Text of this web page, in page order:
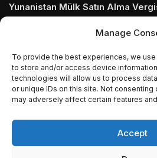
Manage
To provide the best experiences, we
to store and/or access device
technologies will allow us to process
or unique IDs on this site. Not
may adversely affect certain features
Accept
Yunanistan Mülk Satın Alma
July 2025
Temmuz 5, 2025